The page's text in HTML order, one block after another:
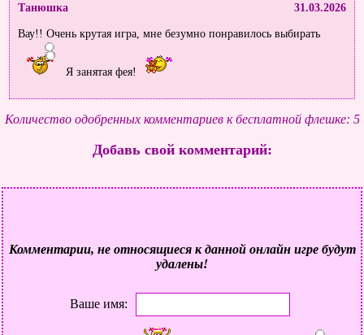
Танюшка
31.03.2026
Вау!! Очень крутая игра, мне безумно понравилось выбирать
Я занятая фея!
Количество одобренных комментариев к бесплатной флешке: 5
Добавь свой комментарий:
Комментарии, не относящиеся к данной онлайн игре будут
удалены!
Ваше имя: